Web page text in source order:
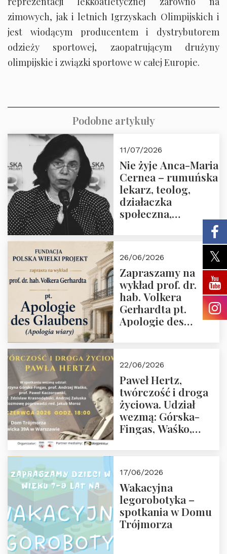
zimowych, jak i letnich Igrzyskach Olimpijskich i
jest wiodącym producentem i dystrybutorem
odzieży sportowej, zaopatrującym drużyny
olimpijskie i związki sportowe w całej Europie.
Podobne artykuły
11/07/2026
Nie żyje Anca-Maria
Cernea – rumuńska
lekarz, teolog,
działaczka
społeczna,
medalem “Odwaga i
przez Fundację
Polska Wielki
Projekt
26/06/2026
Zapraszamy na
wykład prof. dr.
hab. Volkera
Gerhardta pt.
Apologie des
02.07.2026 r. godz.
18:00.
22/06/2026
Paweł Hertz,
twórczość i droga
życiowa. Udział
wezmą: Górska-
Fingas, Waśko,
czerwca 2026 r.
godz. 18:00 w Domu
Trójmorza.
Zapraszamy!
17/06/2026
Wakacyjna
legorobotyka –
spotkania w Domu
Trójmorza